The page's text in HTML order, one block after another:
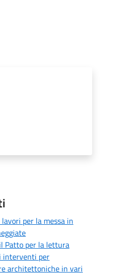
per la messa in
Patto per la lettura
interventi per
architettoniche in vari